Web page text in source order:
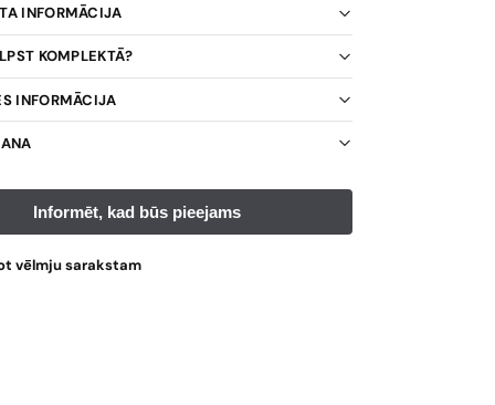
INFORMĀCIJA
KOMPLEKTĀ?
INFORMĀCIJA
vēlmju sarakstam